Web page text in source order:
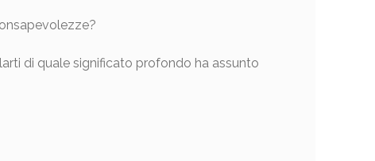
di quale significato profondo ha assunto